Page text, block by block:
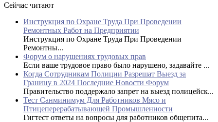
Сейчас читают
Инструкция по Охране Труда При Проведении
Ремонтных Работ на Предприятии
Инструкция по Охране Труда При Проведении
Ремонтны...
Форум о нарушениях трудовых прав
Если ваше трудовое право было нарушено, задавайте ...
Когда Сотрудникам Полиции Разрешат Выезд за
Границу в 2024 Последние Новости Форум
Правительство поддержало запрет на выезд полицейск...
Тест Санминимум Для Работников Мясо и
Птицеперерабатывающей Промышленности
Гигтест ответы на вопросы для работников общепита...